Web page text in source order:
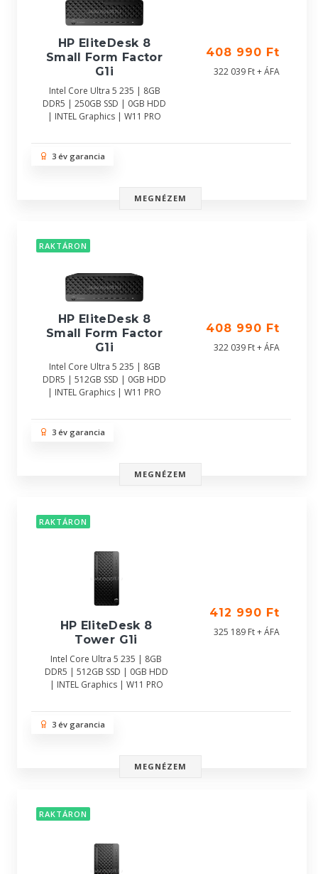
HP EliteDesk 8
Small Form Factor
G1i
Intel Core Ultra 5 235 | 8GB
DDR5 | 250GB SSD | 0GB HDD
| INTEL Graphics | W11 PRO
408 990 Ft
322 039 Ft + ÁFA
3 év garancia
MEGNÉZEM
RAKTÁRON
HP EliteDesk 8
Small Form Factor
G1i
Intel Core Ultra 5 235 | 8GB
DDR5 | 512GB SSD | 0GB HDD
| INTEL Graphics | W11 PRO
408 990 Ft
322 039 Ft + ÁFA
3 év garancia
MEGNÉZEM
RAKTÁRON
HP EliteDesk 8
Tower G1i
Intel Core Ultra 5 235 | 8GB
DDR5 | 512GB SSD | 0GB HDD
| INTEL Graphics | W11 PRO
412 990 Ft
325 189 Ft + ÁFA
3 év garancia
MEGNÉZEM
RAKTÁRON